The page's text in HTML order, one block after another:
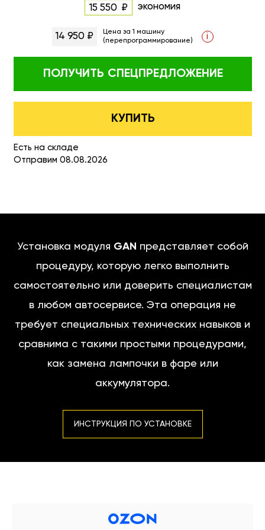
15 550 экономия
14 950 ₽
Цена за 1 машину
(перепрограммирование)
i
ПОЛУЧИТЬ СПЕЦПРЕДЛОЖЕНИЕ
КУПИТЬ
Есть на складе
Отправим 08.08.2026
Установка модуля GAN представляет собой
процедуру, которую легко выполнить
самостоятельно или доверить специалистам
в любом автосервисе. Эта операция не
требует специальных технических навыков и
сравнима с такими простыми процедурами,
как замена лампочки в фаре или
аккумулятора.
ИНСТРУКЦИЯ ПО УСТАНОВКЕ